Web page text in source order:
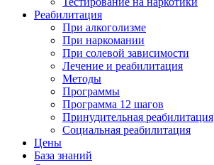
Реабилитация
При алкоголизме
При наркомании
При солевой зависимости
Лечение и реабилитация
Методы
Программы
Программа 12 шагов
Принудительная реабилитация
Социальная реабилитация
Цены
База знаний